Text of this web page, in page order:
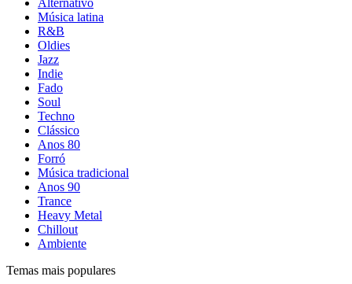
Alternativo
Música latina
R&B
Oldies
Jazz
Indie
Fado
Soul
Techno
Clássico
Anos 80
Forró
Música tradicional
Anos 90
Trance
Heavy Metal
Chillout
Ambiente
Temas mais populares